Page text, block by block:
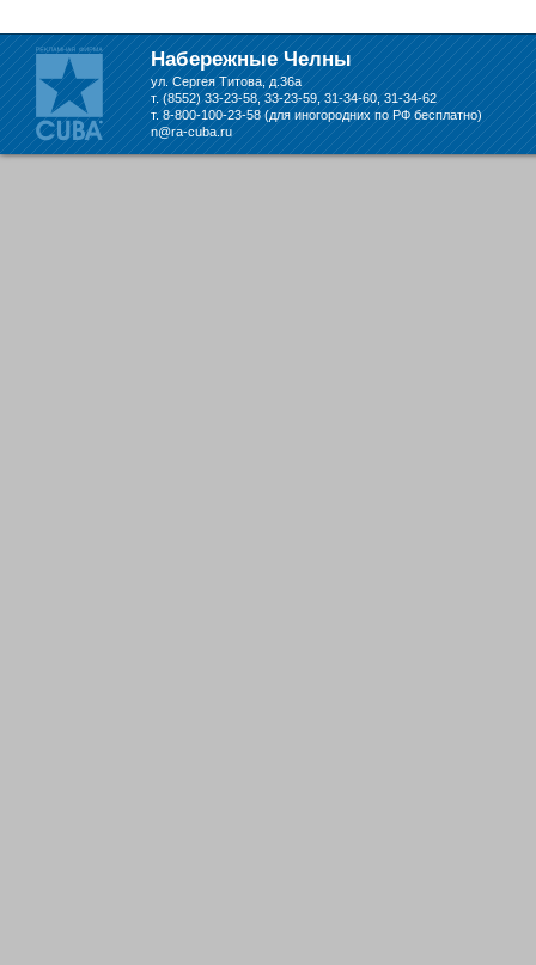
Набережные Челны
ул. Сергея Титова, д.36а
т. (8552) 33-23-58, 33-23-59, 31-34-60, 31-34-62
т. 8-800-100-23-58 (для иногородних по РФ бесплатно)
n@ra-cuba.ru